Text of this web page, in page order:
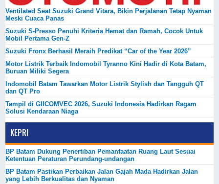
Ventilated Seat Suzuki Grand Vitara, Bikin Perjalanan Tetap Nyaman
Meski Cuaca Panas
Suzuki S-Presso Penuhi Kriteria Hemat dan Ramah, Cocok Untuk
Mobil Pertama Gen-Z
Suzuki Fronx Berhasil Meraih Predikat “Car of the Year 2026”
Motor Listrik Terbaik Indomobil Tyranno Kini Hadir di Kota Batam,
Buruan Miliki Segera
Indomobil Batam Tawarkan Motor Listrik Stylish dan Tangguh QT
dan QT Pro
Tampil di GIICOMVEC 2026, Suzuki Indonesia Hadirkan Ragam
Solusi Kendaraan Niaga
KEPRI
BP Batam Dukung Penertiban Pemanfaatan Ruang Laut Sesuai
Ketentuan Peraturan Perundang-undangan
BP Batam Pastikan Perbaikan Jalan Gajah Mada Hadirkan Jalan
yang Lebih Berkualitas dan Nyaman